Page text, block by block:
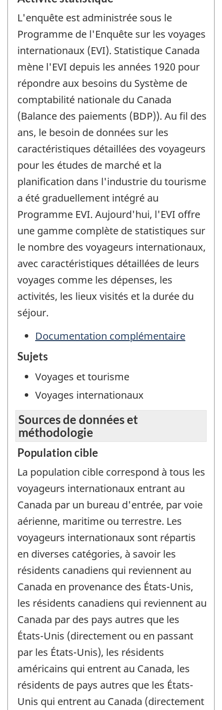
L'enquête est administrée sous le
Programme de l'Enquête sur les voyages
internationaux (EVI). Statistique Canada
mène l'EVI depuis les années 1920 pour
répondre aux besoins du Système de
comptabilité nationale du Canada
(Balance des paiements (BDP)). Au fil des
ans, le besoin de données sur les
caractéristiques détaillées des voyageurs
pour les études de marché et la
planification dans l'industrie du tourisme
a été graduellement intégré au
Programme EVI. Aujourd'hui, l'EVI offre
une gamme complète de statistiques sur
le nombre des voyageurs internationaux,
avec caractéristiques détaillées de leurs
voyages comme les dépenses, les
activités, les lieux visités et la durée du
séjour.
Documentation complémentaire
Sujets
Voyages et tourisme
Voyages internationaux
Sources de données et
méthodologie
Population cible
La population cible correspond à tous les
voyageurs internationaux entrant au
Canada par un bureau d'entrée, par voie
aérienne, maritime ou terrestre. Les
voyageurs internationaux sont répartis
en diverses catégories, à savoir les
résidents canadiens qui reviennent au
Canada en provenance des États-Unis,
les résidents canadiens qui reviennent au
Canada par des pays autres que les
États-Unis (directement ou en passant
par les États-Unis), les résidents
américains qui entrent au Canada, les
résidents de pays autres que les États-
Unis qui entrent au Canada (directement